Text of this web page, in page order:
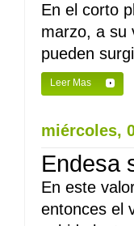
En el corto
marzo, a su
pueden
Leer Mas
miércoles,
Endesa
En este
entonces el